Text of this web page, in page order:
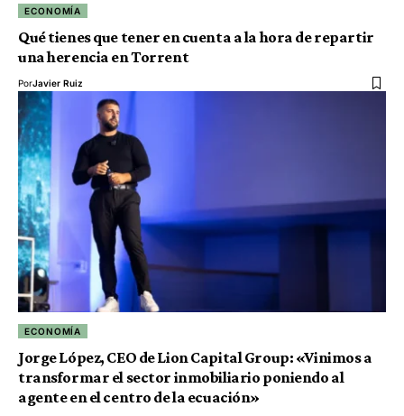
ECONOMÍA
Qué tienes que tener en cuenta a la hora de repartir
una herencia en Torrent
PorJavier Ruiz
ECONOMÍA
Jorge López, CEO de Lion Capital Group: «Vinimos a
transformar el sector inmobiliario poniendo al
agente en el centro de la ecuación»